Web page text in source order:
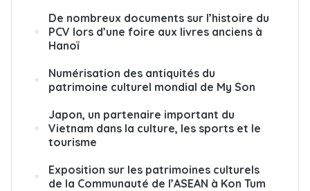
De nombreux documents sur l’histoire du
PCV lors d’une foire aux livres anciens à
Hanoï
Numérisation des antiquités du
patrimoine culturel mondial de My Son
Japon, un partenaire important du
Vietnam dans la culture, les sports et le
tourisme
Exposition sur les patrimoines culturels
de la Communauté de l’ASEAN à Kon Tum